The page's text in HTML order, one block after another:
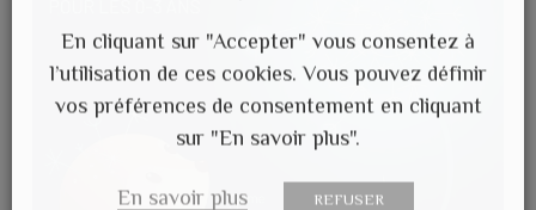
En cliquant sur "Accepter" vous consentez à
l’utilisation de ces cookies. Vous pouvez définir
vos préférences de consentement en cliquant
sur "En savoir plus".
En savoir plus REFUSER